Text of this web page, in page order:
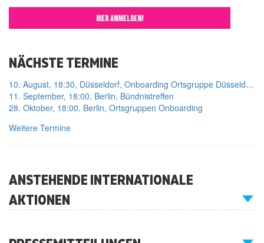
HIER ANMELDEN!
NÄCHSTE TERMINE
10. August, 18:30, Düsseldorf, Onboarding Ortsgruppe Düsseldorf
11. September, 18:00, Berlin, Bündnistreffen
28. Oktober, 18:00, Berlin, Ortsgruppen Onboarding
Weitere Termine
ANSTEHENDE INTERNATIONALE
AKTIONEN